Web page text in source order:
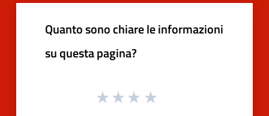
Quanto sono chiare le informazioni
su questa pagina?